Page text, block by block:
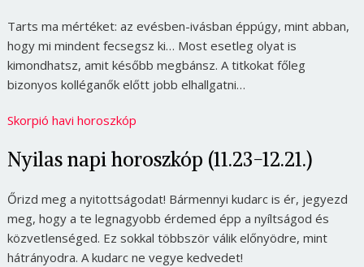
Tarts ma mértéket: az evésben-ivásban éppúgy, mint abban,
hogy mi mindent fecsegsz ki… Most esetleg olyat is
kimondhatsz, amit később megbánsz. A titkokat főleg
bizonyos kolléganők előtt jobb elhallgatni…
Skorpió havi horoszkóp
Nyilas napi horoszkóp (11.23-12.21.)
Őrizd meg a nyitottságodat! Bármennyi kudarc is ér, jegyezd
meg, hogy a te legnagyobb érdemed épp a nyíltságod és
közvetlenséged. Ez sokkal többször válik előnyödre, mint
hátrányodra. A kudarc ne vegye kedvedet!